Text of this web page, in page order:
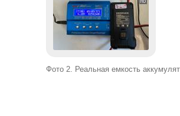
Фото 2. Реальная емкость